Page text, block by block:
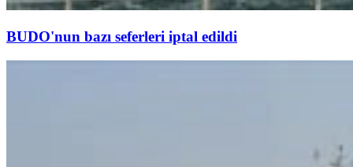
BUDO'nun bazı seferleri iptal edildi